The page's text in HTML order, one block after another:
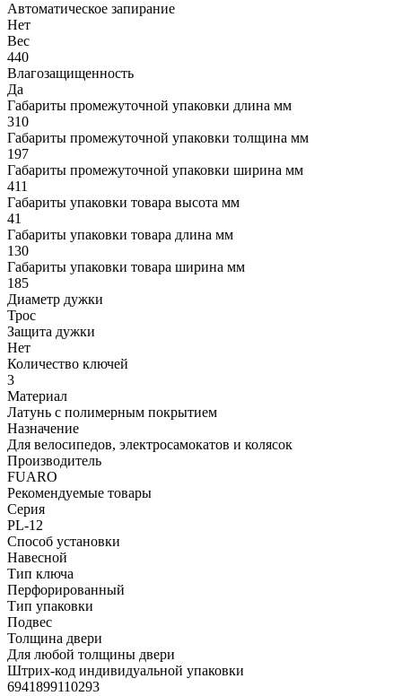
Автоматическое запирание
Нет
Вес
440
Влагозащищенность
Да
Габариты промежуточной упаковки длина мм
310
Габариты промежуточной упаковки толщина мм
197
Габариты промежуточной упаковки ширина мм
411
Габариты упаковки товара высота мм
41
Габариты упаковки товара длина мм
130
Габариты упаковки товара ширина мм
185
Диаметр дужки
Трос
Защита дужки
Нет
Количество ключей
3
Материал
Латунь с полимерным покрытием
Назначение
Для велосипедов, электросамокатов и колясок
Производитель
FUARO
Рекомендуемые товары
Серия
PL-12
Способ установки
Навесной
Тип ключа
Перфорированный
Тип упаковки
Подвес
Толщина двери
Для любой толщины двери
Штрих-код индивидуальной упаковки
6941899110293